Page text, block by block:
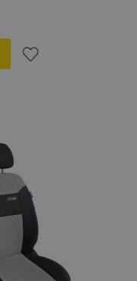
de
Deseos